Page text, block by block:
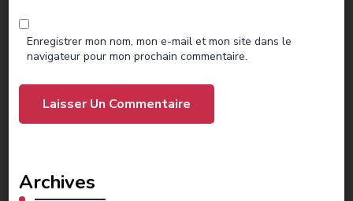
Enregistrer mon nom, mon e-mail et mon site dans le
navigateur pour mon prochain commentaire.
Archives